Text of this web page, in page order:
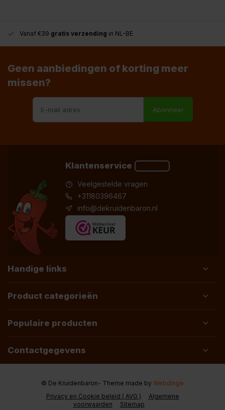
Vanaf €39 gratis verzending in NL-BE
Geen aanbiedingen of korting meer
missen?
Abonneer
Klantenservice
Veelgestelde vragen
+31180396467
info@dekruidenbaron.nl
Handige links
Product categorieën
Populaire producten
Contactgegevens
Privacy en Cookie beleid ( AVG )
Algemene
voorwaarden
Sitemap
© De Kruidenbaron- Theme made by Webdinge